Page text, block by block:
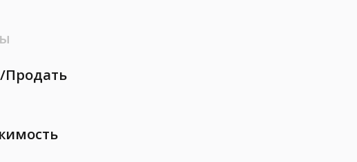
Продать